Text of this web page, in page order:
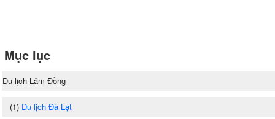
Mục lục
Du lịch Lâm Đồng
(1) Du lịch Đà Lạt